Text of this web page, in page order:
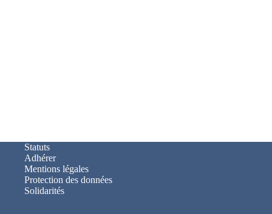
Statuts
Adhérer
Mentions légales
Protection des données
Solidarités